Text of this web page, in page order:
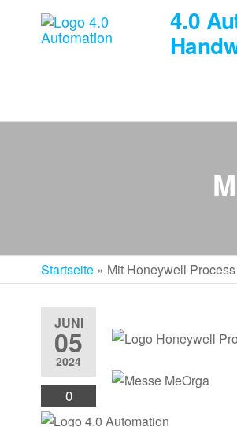
4.0
Startseite » Mit Honeywell
JUNI
05
2024
0